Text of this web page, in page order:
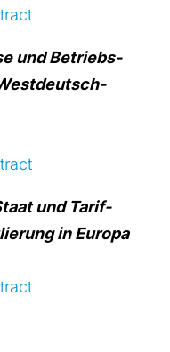
und Betriebs­
und Tarif­
in Euro­pa